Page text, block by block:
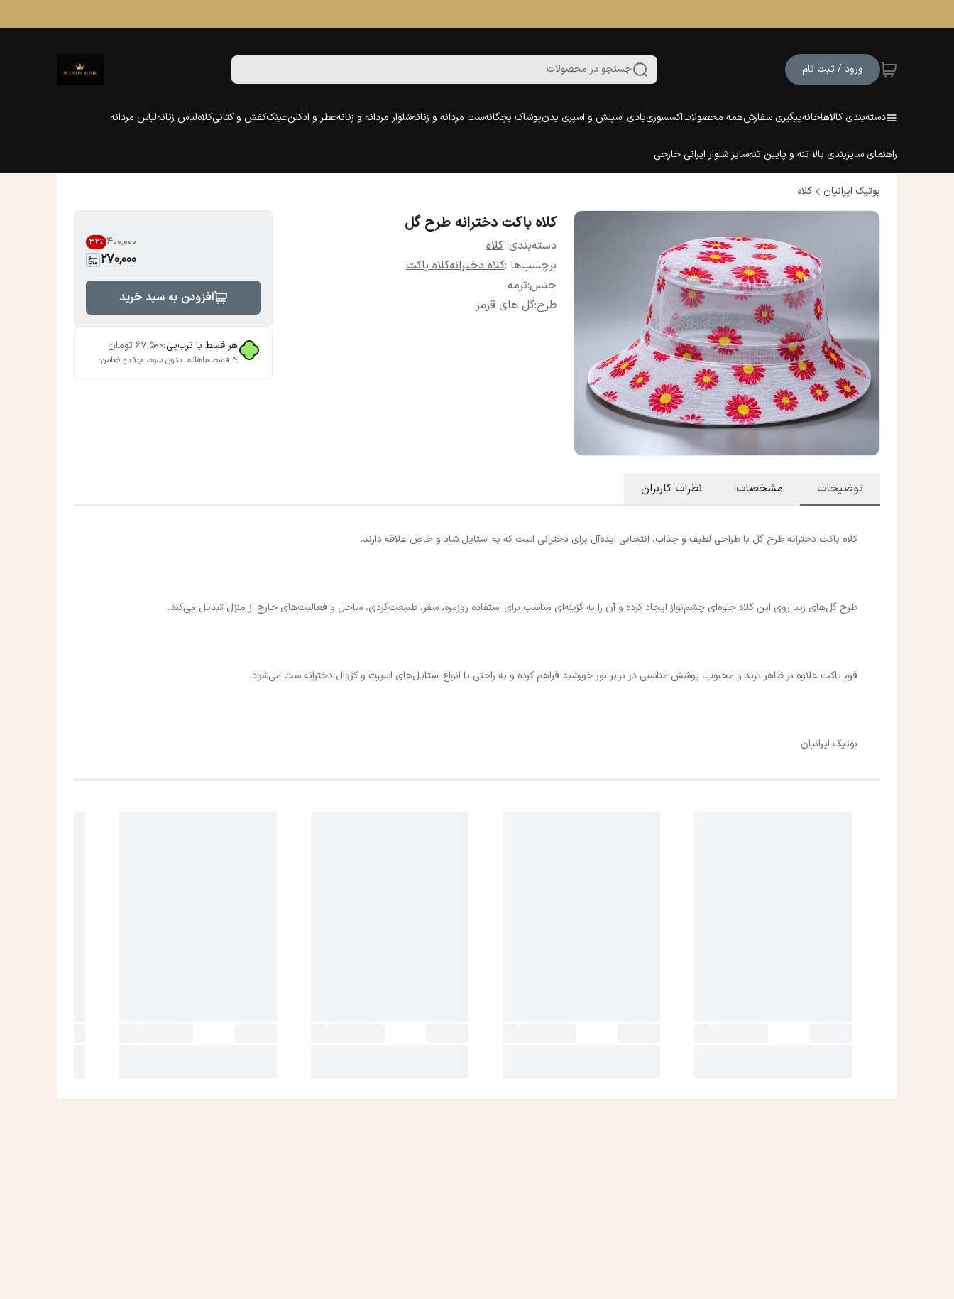
ورود / ثبت نام جستجو در محصولات
دسته‌بندی کالاهاخانهپیگیری سفارشهمه محصولاتاکسسوریبادی اسپلش و اسپری بدنپوشاک بچگانهست مردانه و زنانهشلوار مردانه و زنانهعطر و ادکلنعینککفش و کتانیکلاهلباس زنانهلباس مردانه
راهنمای سایزبندی بالا تنه و پایین تنهسایز شلوار ایرانی خارجی
بوتیک ایرانیان کلاه
کلاه باکت دخترانه طرح گل
دسته‌بندی:کلاه
برچسب‌ها :کلاه دخترانهکلاه باکت
جنس:ترمه
طرح:گل های قرمز
۴۰۰٬۰۰۰ 32%
270,000
افزودن به سبد خرید
هر قسط با ترب‌پی:۶۷٬۵۰۰تومان
۴ قسط ماهانه. بدون سود، چک و ضامن.
توضیحات مشخصات نظرات کاربران
کلاه باکت دخترانه طرح گل با طراحی لطیف و جذاب، انتخابی ایده‌آل برای دخترانی است که به استایل شاد و خاص علاقه دارند.
طرح گل‌های زیبا روی این کلاه جلوه‌ای چشم‌نواز ایجاد کرده و آن را به گزینه‌ای مناسب برای استفاده روزمره، سفر، طبیعت‌گردی، ساحل و فعالیت‌های خارج از منزل تبدیل می‌کند.
فرم باکت علاوه بر ظاهر ترند و محبوب، پوشش مناسبی در برابر نور خورشید فراهم کرده و به راحتی با انواع استایل‌های اسپرت و کژوال دخترانه ست می‌شود.
بوتیک ایرانیان